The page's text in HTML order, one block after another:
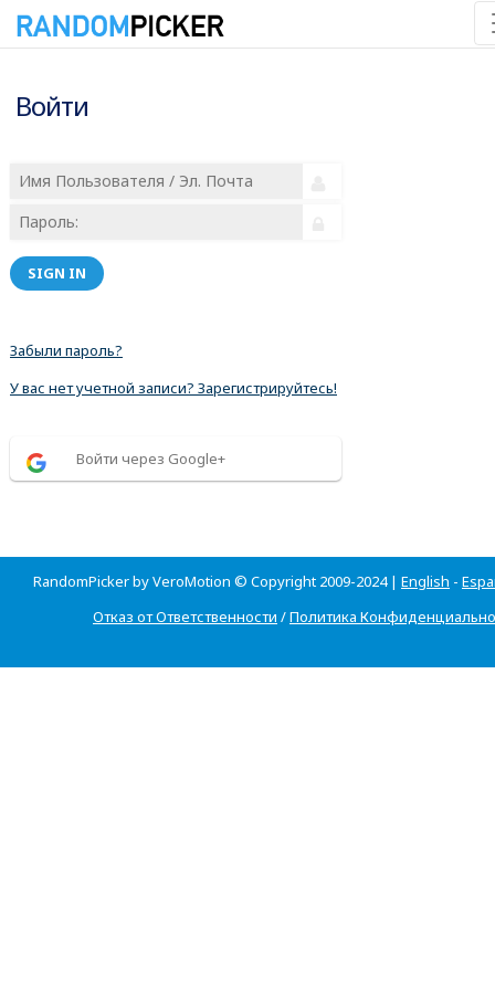
Войти
SIGN IN
Забыли пароль?
У вас нет учетной записи? Зарегистрируйтесь!
Войти через Google+
RandomPicker by VeroMotion © Copyright 2009-2024 | English -
Отказ от Ответственности /Политика